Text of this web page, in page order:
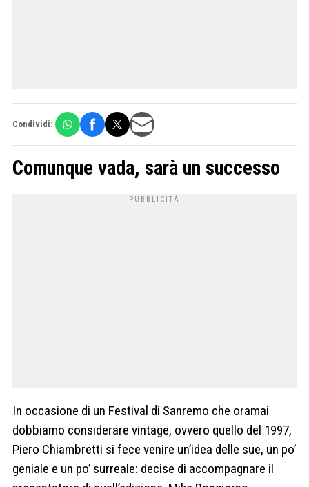
Condividi:
Comunque vada, sarà un successo
In occasione di un Festival di Sanremo che oramai
dobbiamo considerare vintage, ovvero quello del 1997,
Piero Chiambretti si fece venire un’idea delle sue, un po’
geniale e un po’ surreale: decise di accompagnare il